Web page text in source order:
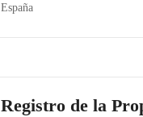
España
Registro de la